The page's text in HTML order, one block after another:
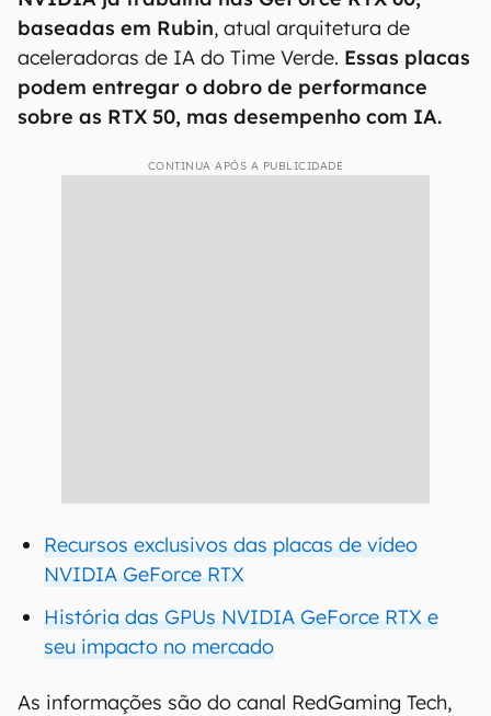
baseadas em Rubin, atual arquitetura de
aceleradoras de IA do Time Verde. Essas placas
podem entregar o dobro de performance
sobre as RTX 50, mas desempenho com IA.
CONTINUA APÓS A PUBLICIDADE
Recursos exclusivos das placas de vídeo
NVIDIA GeForce RTX
História das GPUs NVIDIA GeForce RTX e
seu impacto no mercado
As informações são do canal RedGaming Tech,